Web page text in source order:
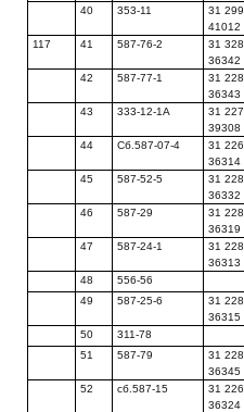
40 353-11
31 299
41012
117 41 587-76-2
31 328
36342
42 587-77-1
31 228
36343
43 333-12-1А
31 227
39308
44 Сб.587-07-4
31 226
36314
45 587-52-5
31 228
36332
46 587-29
31 228
36319
47 587-24-1
31 228
36313
48 556-56
49
587-25-6
31 228
36315
50 311-78
51
587-79
31 228
36345
52 сб.587-15
31 226
36324